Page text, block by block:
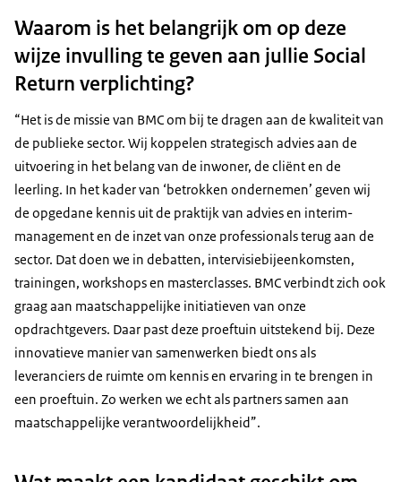
Waarom is het belangrijk om op deze
wijze invulling te geven aan jullie Social
Return verplichting?
“Het is de missie van BMC om bij te dragen aan de kwaliteit van
de publieke sector. Wij koppelen strategisch advies aan de
uitvoering in het belang van de inwoner, de cliënt en de
leerling. In het kader van ‘betrokken ondernemen’ geven wij
de opgedane kennis uit de praktijk van advies en interim-
management en de inzet van onze professionals terug aan de
sector. Dat doen we in debatten, intervisiebijeenkomsten,
trainingen, workshops en masterclasses. BMC verbindt zich ook
graag aan maatschappelijke initiatieven van onze
opdrachtgevers. Daar past deze proeftuin uitstekend bij. Deze
innovatieve manier van samenwerken biedt ons als
leveranciers de ruimte om kennis en ervaring in te brengen in
een proeftuin. Zo werken we echt als partners samen aan
maatschappelijke verantwoordelijkheid”.